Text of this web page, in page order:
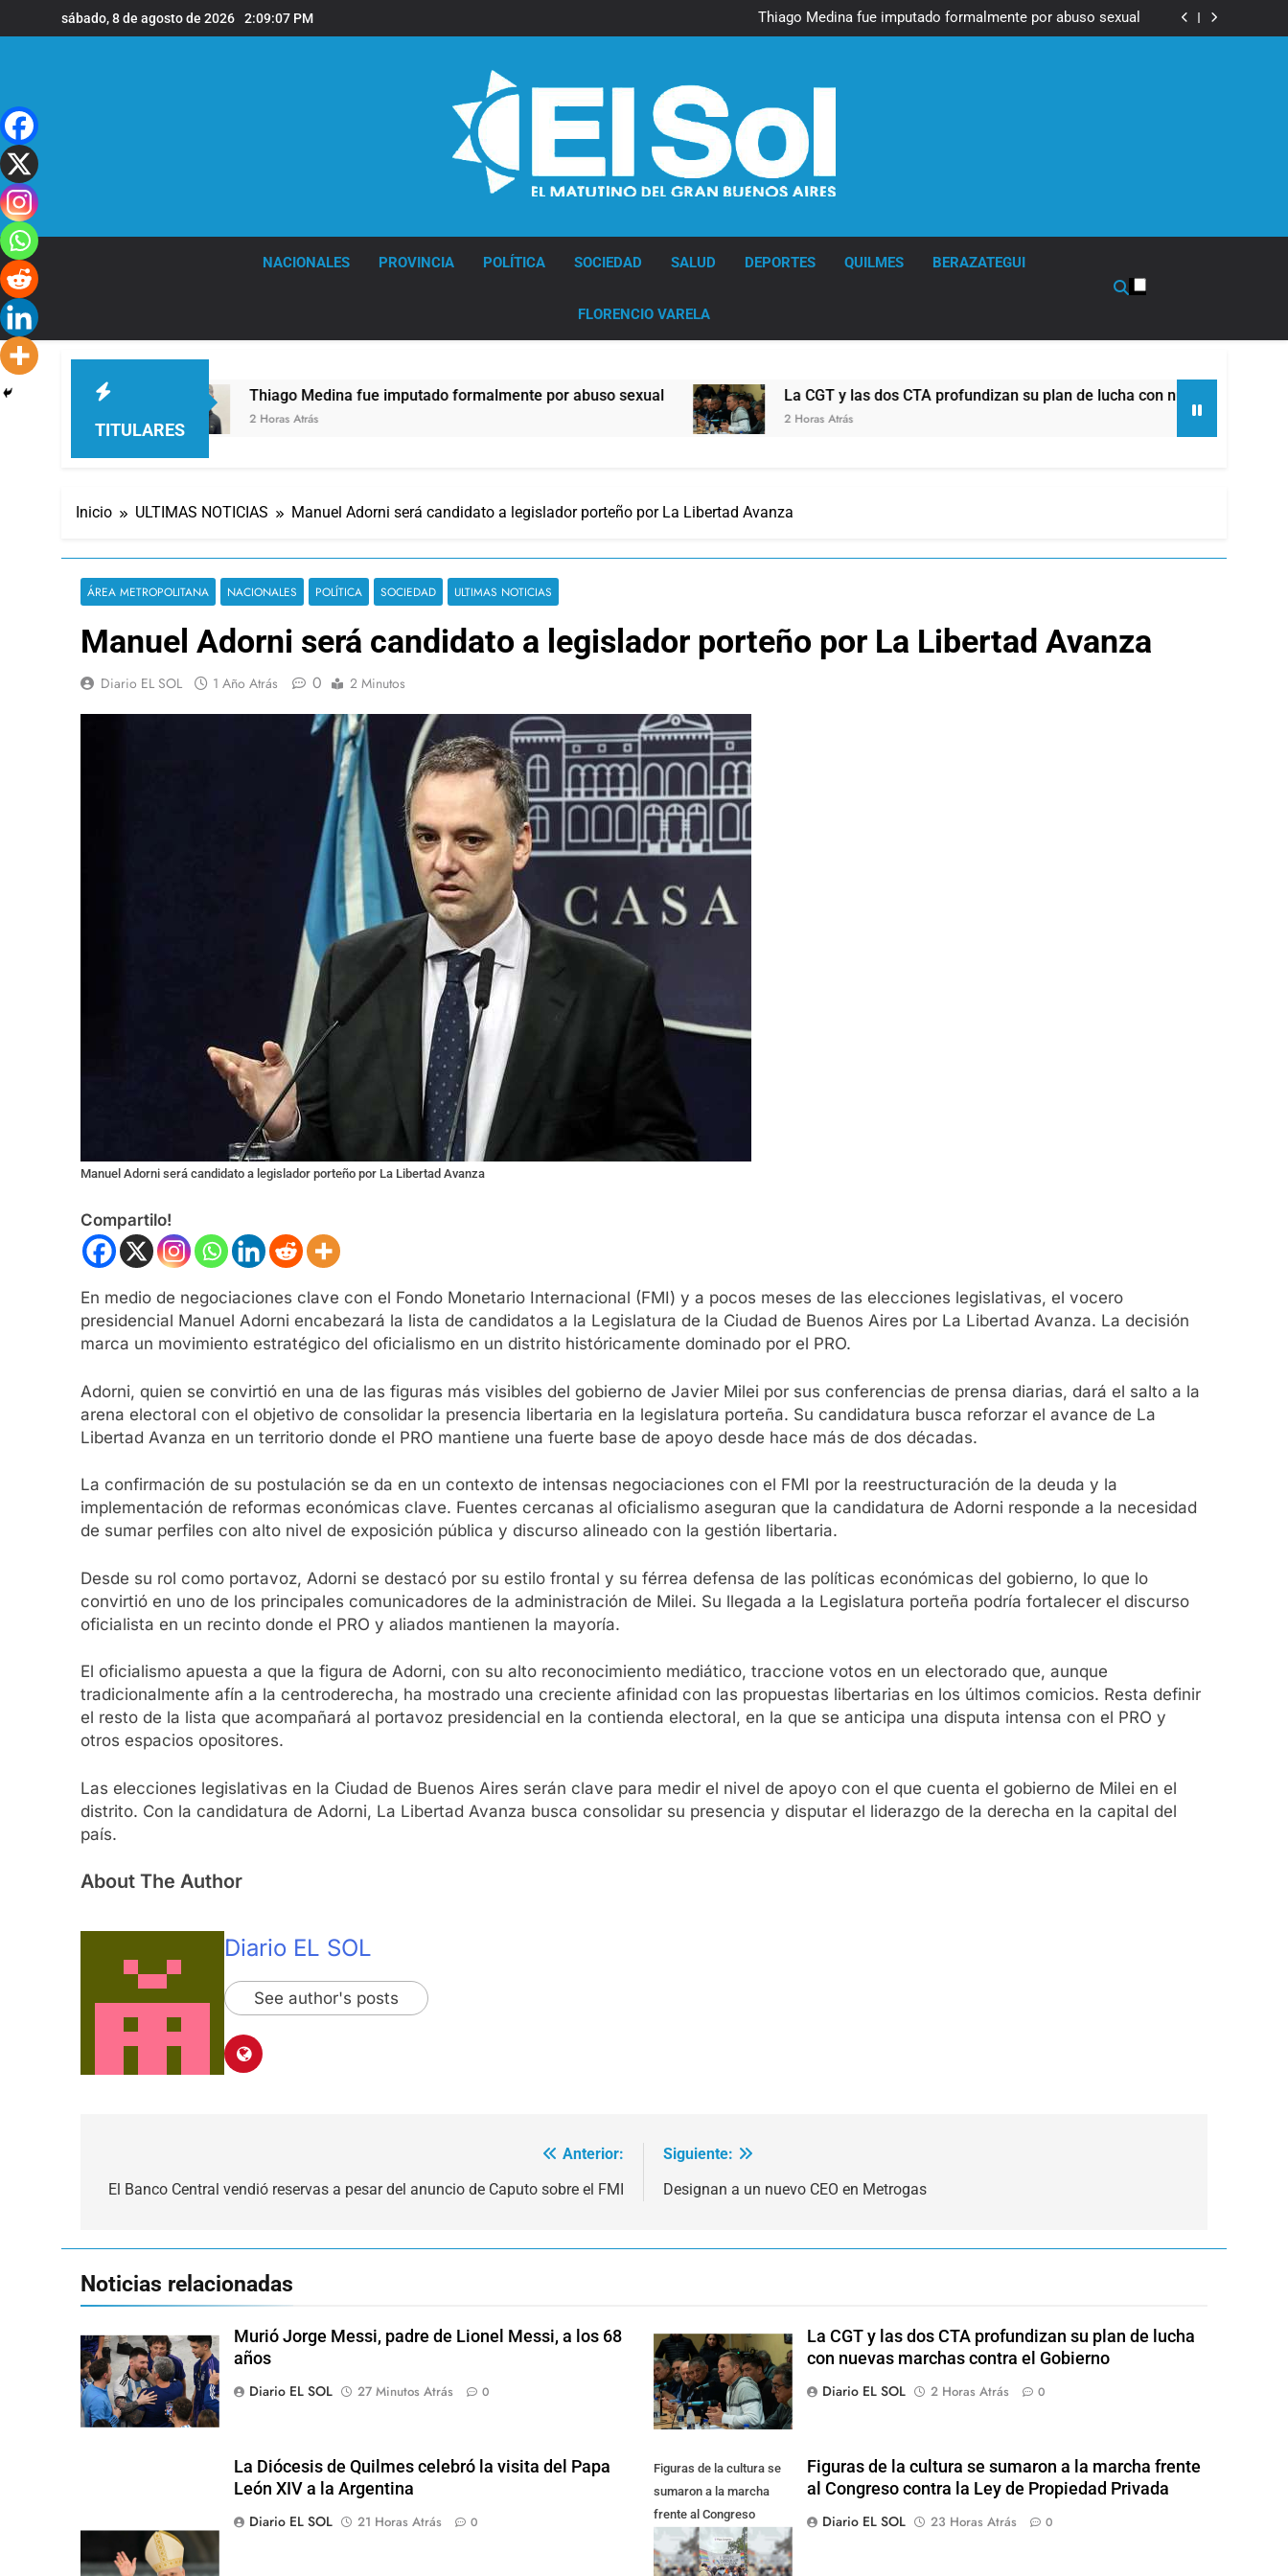
al
sábado, 8 de agosto de 2026 2:09:08 PM
Thiago Medina fue imputado formalmente por abuso sexual
La CGT y las dos CTA profundizan su plan de lucha con nuevas marchas
La CGT y las dos CTA profundizan su plan de lucha con nuevas marchas
NACIONALES PROVINCIA POLÍTICA SOCIEDAD SALUD DEPORTES QUILMES BERAZATEGUI
FLORENCIO VARELA
TITULARES
68 años Thiago Medina fue imputado formalmente por abuso sexual
2 Horas Atrás
La CGT y las dos CTA profundizan su plan de lucha con nuevas marchas contra
2 Horas Atrás
Inicio ULTIMAS NOTICIAS Manuel Adorni será candidato a legislador porteño por La Libertad Avanza
ÁREA METROPOLITANA NACIONALES POLÍTICA SOCIEDAD ULTIMAS NOTICIAS
Manuel Adorni será candidato a legislador porteño por La Libertad Avanza
Diario EL SOL 1 Año Atrás 0 2 Minutos
Manuel Adorni será candidato a legislador porteño por La Libertad Avanza
Compartilo!
En medio de negociaciones clave con el Fondo Monetario Internacional (FMI) y a pocos meses de las elecciones legislativas, el vocero
presidencial Manuel Adorni encabezará la lista de candidatos a la Legislatura de la Ciudad de Buenos Aires por La Libertad Avanza. La decisión
marca un movimiento estratégico del oficialismo en un distrito históricamente dominado por el PRO.
Adorni, quien se convirtió en una de las figuras más visibles del gobierno de Javier Milei por sus conferencias de prensa diarias, dará el salto a la
arena electoral con el objetivo de consolidar la presencia libertaria en la legislatura porteña. Su candidatura busca reforzar el avance de La
Libertad Avanza en un territorio donde el PRO mantiene una fuerte base de apoyo desde hace más de dos décadas.
La confirmación de su postulación se da en un contexto de intensas negociaciones con el FMI por la reestructuración de la deuda y la
implementación de reformas económicas clave. Fuentes cercanas al oficialismo aseguran que la candidatura de Adorni responde a la necesidad
de sumar perfiles con alto nivel de exposición pública y discurso alineado con la gestión libertaria.
Desde su rol como portavoz, Adorni se destacó por su estilo frontal y su férrea defensa de las políticas económicas del gobierno, lo que lo
convirtió en uno de los principales comunicadores de la administración de Milei. Su llegada a la Legislatura porteña podría fortalecer el discurso
oficialista en un recinto donde el PRO y aliados mantienen la mayoría.
El oficialismo apuesta a que la figura de Adorni, con su alto reconocimiento mediático, traccione votos en un electorado que, aunque
tradicionalmente afín a la centroderecha, ha mostrado una creciente afinidad con las propuestas libertarias en los últimos comicios. Resta definir
el resto de la lista que acompañará al portavoz presidencial en la contienda electoral, en la que se anticipa una disputa intensa con el PRO y
otros espacios opositores.
Las elecciones legislativas en la Ciudad de Buenos Aires serán clave para medir el nivel de apoyo con el que cuenta el gobierno de Milei en el
distrito. Con la candidatura de Adorni, La Libertad Avanza busca consolidar su presencia y disputar el liderazgo de la derecha en la capital del
país.
About The Author
Diario EL SOL
See author's posts
de
Anterior:
El Banco Central vendió reservas a pesar del anuncio de Caputo sobre el FMI
Siguiente:
Designan a un nuevo CEO en Metrogas
Noticias relacionadas
Murió Jorge Messi, padre de Lionel Messi, a los 68
años
Diario EL SOL
27 Minutos Atrás 0
La CGT y las dos CTA profundizan su plan de lucha
con nuevas marchas contra el Gobierno
Diario EL SOL
2 Horas Atrás 0
La Diócesis de Quilmes celebró la visita del Papa
León XIV a la Argentina
Diario EL SOL
21 Horas Atrás 0
Figuras de la cultura se
sumaron a la marcha
frente al Congreso
contra la Ley de
Propiedad Privada
Figuras de la cultura se sumaron a la marcha frente
al Congreso contra la Ley de Propiedad Privada
Diario EL SOL
23 Horas Atrás 0